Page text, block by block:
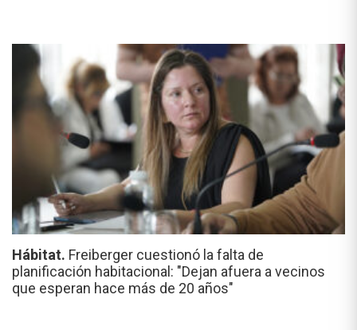
Hábitat. Freiberger cuestionó la falta de
planificación habitacional: "Dejan afuera a vecinos
que esperan hace más de 20 años"